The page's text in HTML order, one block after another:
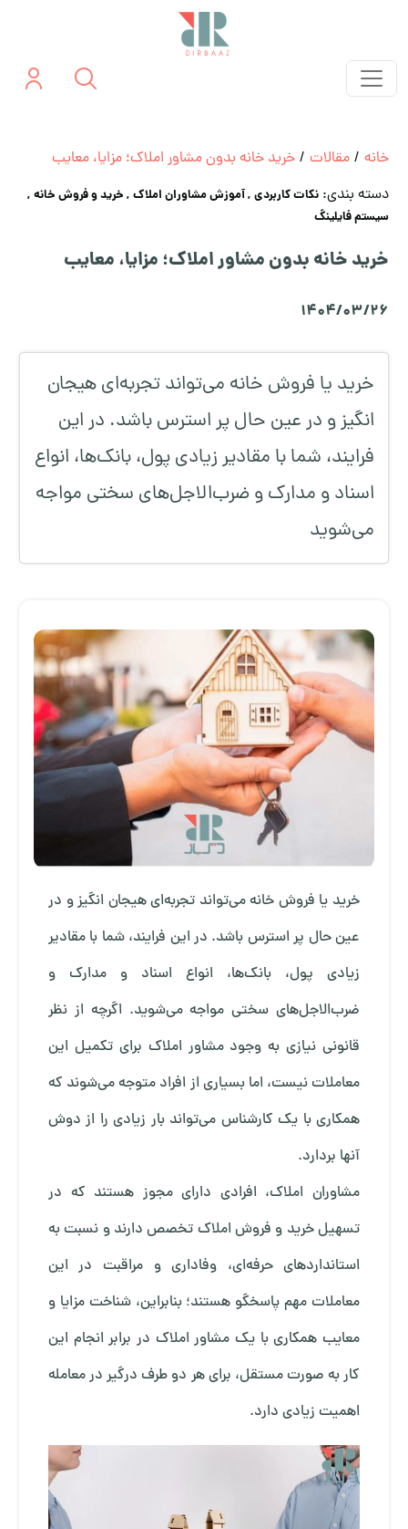
خانه / مقالات / خرید خانه بدون مشاور املاک؛ مزایا، معایب
دسته بندی: نکات کاربردی, آموزش مشاوران املاک, خرید و فروش خانه,
سیستم فایلینگ
خرید خانه بدون مشاور املاک؛ مزایا، معایب
1404/03/26
خرید یا فروش خانه می‌تواند تجربه‌ای هیجان
انگیز و در عین حال پر استرس باشد. در این
فرایند، شما با مقادیر زیادی پول، بانک‌ها، انواع
اسناد و مدارک و ضرب‌الاجل‌های سختی مواجه
می‌شوید
خرید یا فروش خانه می‌تواند تجربه‌ای هیجان انگیز و در
عین حال پر استرس باشد. در این فرایند، شما با مقادیر
زیادی پول، بانک‌ها، انواع اسناد و مدارک و
ضرب‌الاجل‌های سختی مواجه می‌شوید. اگرچه از نظر
قانونی نیازی به وجود مشاور املاک برای تکمیل این
معاملات نیست، اما بسیاری از افراد متوجه می‌شوند که
همکاری با یک کارشناس می‌تواند بار زیادی را از دوش
آنها بردارد.
مشاوران املاک، افرادی دارای مجوز هستند که در
تسهیل خرید و فروش املاک تخصص دارند و نسبت به
استانداردهای حرفه‌ای، وفاداری و مراقبت در این
معاملات مهم پاسخگو هستند؛ بنابراین، شناخت مزایا و
معایب همکاری با یک مشاور املاک در برابر انجام این
کار به صورت مستقل، برای هر دو طرف درگیر در معامله
اهمیت زیادی دارد.